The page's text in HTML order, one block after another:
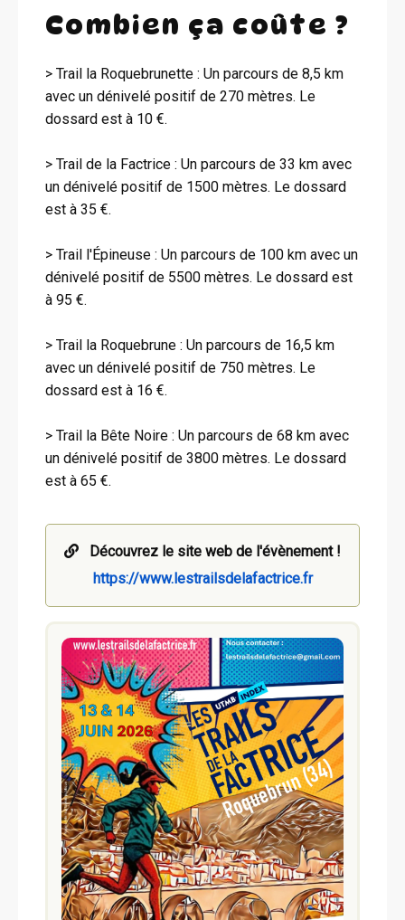
Combien ça coûte ?
> Trail la Roquebrunette : Un parcours de 8,5 km
avec un dénivelé positif de 270 mètres. Le
dossard est à 10 €.
> Trail de la Factrice : Un parcours de 33 km avec
un dénivelé positif de 1500 mètres. Le dossard
est à 35 €.
> Trail l'Épineuse : Un parcours de 100 km avec un
dénivelé positif de 5500 mètres. Le dossard est
à 95 €.
> Trail la Roquebrune : Un parcours de 16,5 km
avec un dénivelé positif de 750 mètres. Le
dossard est à 16 €.
> Trail la Bête Noire : Un parcours de 68 km avec
un dénivelé positif de 3800 mètres. Le dossard
est à 65 €.
Découvrez le site web de l'évènement !
https://www.lestrailsdelafactrice.fr